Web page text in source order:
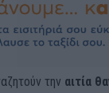
την αιτία